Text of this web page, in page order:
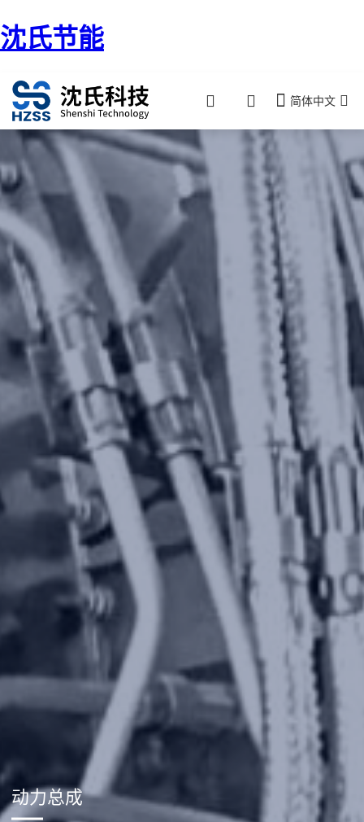
沈氏节能
简体中文
动力总成